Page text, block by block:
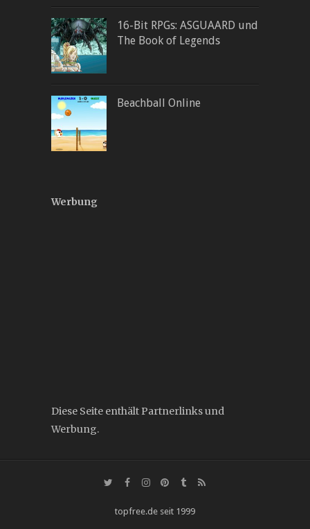
16-Bit RPGs: ASGUAARD und
The Book of Legends
Beachball Online
Werbung
Diese Seite enthält Partnerlinks und
Werbung.
topfree.de seit 1999